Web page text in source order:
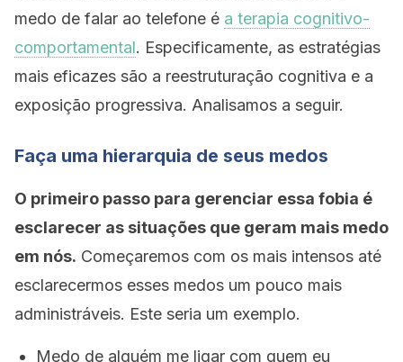
medo de falar ao telefone é a terapia cognitivo-
comportamental. Especificamente, as estratégias
mais eficazes são a reestruturação cognitiva e a
exposição progressiva. Analisamos a seguir.
Faça uma hierarquia de seus medos
O primeiro passo para gerenciar essa fobia é
esclarecer as situações que geram mais medo
em nós. Começaremos com os mais intensos até
esclarecermos esses medos um pouco mais
administráveis. Este seria um exemplo.
Medo de alguém me ligar com quem eu